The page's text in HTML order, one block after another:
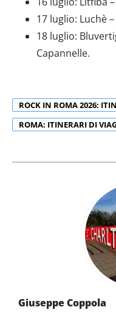
17 luglio: Luchè
18 luglio:
Capannelle.
ROCK IN ROMA 2026:
ROMA: ITINERARI DI
Giuseppe Coppola